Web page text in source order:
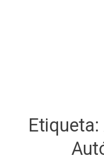
Etiqueta: